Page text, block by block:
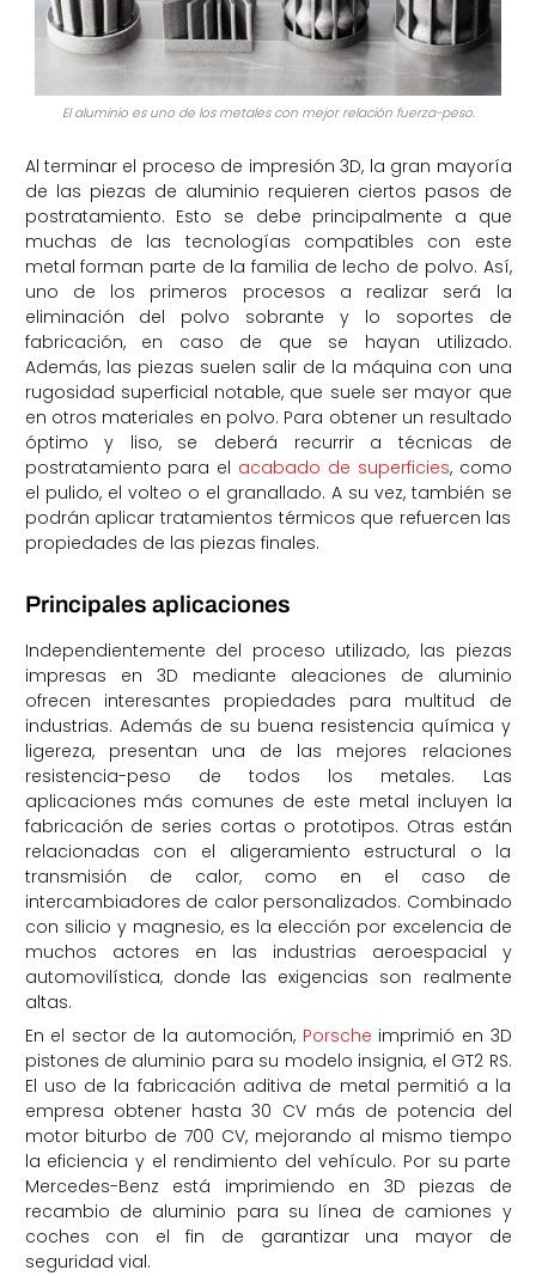
El aluminio es uno de los metales con mejor relación fuerza-peso.
Al terminar el proceso de impresión 3D, la gran mayoría
de las piezas de aluminio requieren ciertos pasos de
postratamiento. Esto se debe principalmente a que
muchas de las tecnologías compatibles con este
metal forman parte de la familia de lecho de polvo. Así,
uno de los primeros procesos a realizar será la
eliminación del polvo sobrante y lo soportes de
fabricación, en caso de que se hayan utilizado.
Además,las piezas suelen salir de la máquina con una
rugosidad superficial notable, que suele ser mayor que
en otros materiales en polvo. Para obtener un resultado
óptimo y liso, se deberá recurrir a técnicas de
postratamiento para el acabado de superficies, como
el pulido, el volteo o el granallado. A su vez, también se
podrán aplicar tratamientos térmicos que refuercen las
propiedades de las piezas finales.
Principales aplicaciones
Independientemente del proceso utilizado, las piezas
impresas en 3D mediante aleaciones de aluminio
ofrecen interesantes propiedades para multitud de
industrias. Además de su buena resistencia química y
ligereza, presentan una de las mejores relaciones
resistencia-peso de todos los metales. Las
aplicaciones más comunes de este metal incluyen la
fabricación de series cortas o prototipos. Otras están
relacionadas con el aligeramiento estructural o la
transmisión de calor, como en el caso de
intercambiadores de calor personalizados. Combinado
con silicio y magnesio, es la elección por excelencia de
muchos actores en las industrias aeroespacial y
automovilística, donde las exigencias son realmente
altas.
En el sector de la automoción, Porsche imprimió en 3D
pistones de aluminio para su modelo insignia, el GT2 RS.
El uso de la fabricación aditiva de metal permitió a la
empresa obtener hasta 30 CV más de potencia del
motor biturbo de 700 CV, mejorando al mismo tiempo
la eficiencia y el rendimiento del vehículo. Por su parte
Mercedes-Benz está imprimiendo en 3D piezas de
recambio de aluminio para su línea de camiones y
coches con el fin de garantizar una mayor de
seguridad vial.